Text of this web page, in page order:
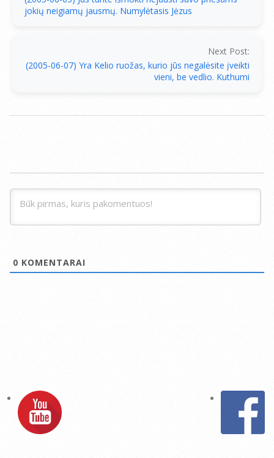
jokių neigiamų jausmų. Numylėtasis Jėzus
Next Post:
(2005-06-07) Yra Kelio ruožas, kurio jūs negalėsite įveikti
vieni, be vedlio. Kuthumi
0 KOMENTARAI